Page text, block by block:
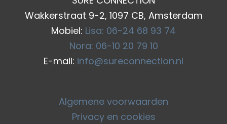
Wakkerstraat 9-2, 1097 CB, Amsterdam
Mobiel: Lisa: 06-24 68 93 74
Nora: 06-10 20 79 10
E-mail: info@sureconnection.nl
Algemene voorwaarden
Privacy en cookies